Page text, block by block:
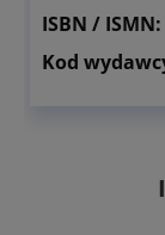
ISBN / ISMN:
Kod